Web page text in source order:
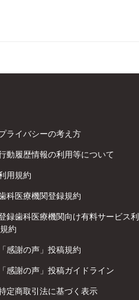
ライバシーの考え方
動履歴情報の利用等について
用規約
科医療機関登録規約
録歯科医療機関向け有料サービス利
約
「感謝の声」投稿規約
「感謝の声」投稿ガイドライン
定商取引法に基づく表示